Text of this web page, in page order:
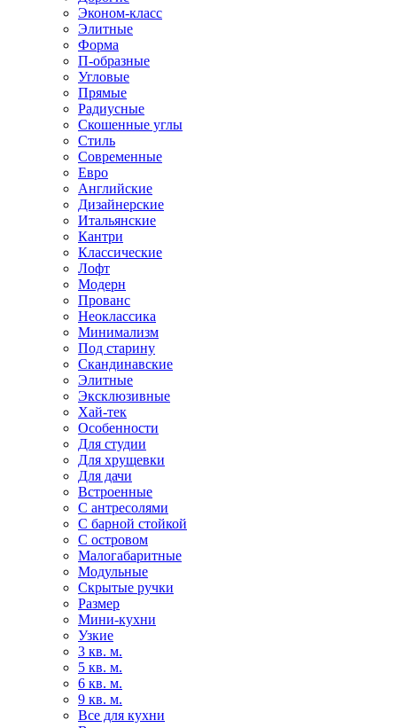
Эконом-класс
Элитные
Форма
П-образные
Угловые
Прямые
Радиусные
Скошенные углы
Стиль
Современные
Евро
Английские
Дизайнерские
Итальянские
Кантри
Классические
Лофт
Модерн
Прованс
Неоклассика
Минимализм
Под старину
Скандинавские
Элитные
Эксклюзивные
Хай-тек
Особенности
Для студии
Для хрущевки
Для дачи
Встроенные
С антресолями
С барной стойкой
С островом
Малогабаритные
Модульные
Скрытые ручки
Размер
Мини-кухни
Узкие
3 кв. м.
5 кв. м.
6 кв. м.
9 кв. м.
Все для кухни